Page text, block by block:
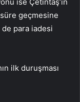
geçmesine
para iadesi
ilk duruşması